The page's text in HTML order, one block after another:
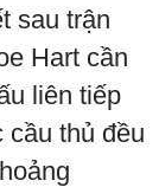
sau trận
Hart cần
liên tiếp
cầu thủ đều